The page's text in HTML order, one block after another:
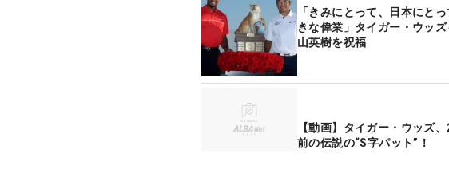
「きみにとって、日本にと
きな偉業」タイガー・ウッ
山英樹を祝福
【動画】タイガー・ウッズ
前の伝説の“S字パット”！